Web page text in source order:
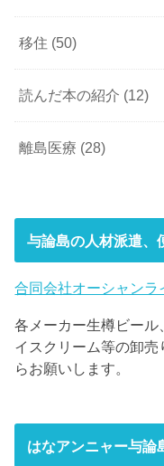
移住 (50)
読んだ本の紹介 (12)
離島医療 (28)
与論島の人材派遣、
合同会社オーシャンラ
各メーカー生樽ビー
イスクリーム等の卸
らお願いします。
はなアンニャー与論